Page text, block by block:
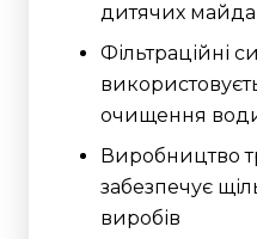
дитячих
Фільтраційні
очищення
Виробництво
забезпечує
виробів